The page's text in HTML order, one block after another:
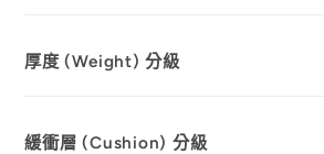
厚度 (Weight) 分級
緩衝層 (Cushion) 分級